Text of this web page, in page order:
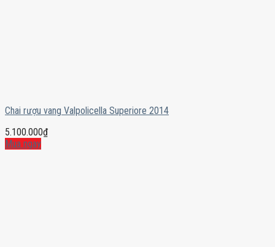
Chai rượu vang Valpolicella Superiore 2014
5.100.000₫
Mua ngay